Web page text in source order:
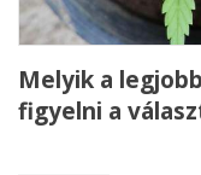
Melyik a
figyelni a